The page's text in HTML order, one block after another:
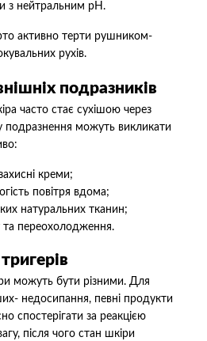
з нейтральним pH.
активно терти рушником-
рухів.
подразників
часто стає сухішою через
подразнення можуть викликати
креми;
повітря вдома;
натуральних тканин;
та переохолодження.
можуть бути різними. Для
недосипання, певні продукти
спостерігати за реакцією
після чого стан шкіри